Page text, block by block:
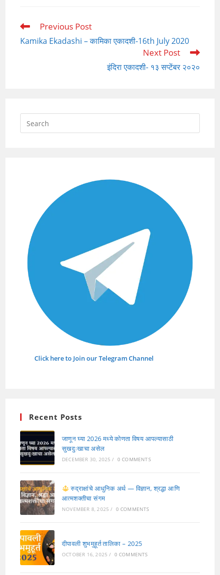
Read
more
Previous Post
Kamika Ekadashi – कामिका एकादशी-16th July 2020
Next Post
इंदिरा एकादशी- १३ सप्टेंबर २०२०
Click here to Join our Telegram Channel
Recent Posts
जाणून घ्या 2026 मध्ये कोणता विषय आपल्यासाठी
सुखदुःखाचा असेल
DECEMBER 30, 2025 / 0 COMMENTS
रुद्राक्षांचे आधुनिक अर्थ — विज्ञान, श्रद्धा आणि
आत्मशक्तीचा संगम
NOVEMBER 8, 2025 / 0 COMMENTS
दीपावली शुभमुहूर्त तालिका – 2025
OCTOBER 16, 2025 / 0 COMMENTS